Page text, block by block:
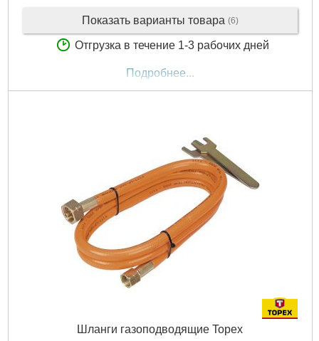
Показать варианты товара (6)
Отгрузка в течение 1-3 рабочих дней
Подробнее...
Шланги газоподводящие Topex